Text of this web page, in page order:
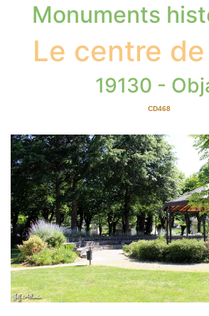
Monuments
Le centre
19130 -
CD468